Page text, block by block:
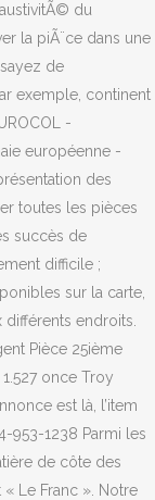
du
la piÃ¨ce dans une
de
exemple, continent
-
européenne -
des
toutes les pièces
succès de
difficile ;
sur la carte,
endroits.
Pièce 25ième
once Troy
est là, l’item
953-1238 Parmi les
de côte des
Le Franc ». Notre